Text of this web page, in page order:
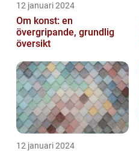
12 januari 2024
Om konst: en
övergripande, grundlig
översikt
12 januari 2024